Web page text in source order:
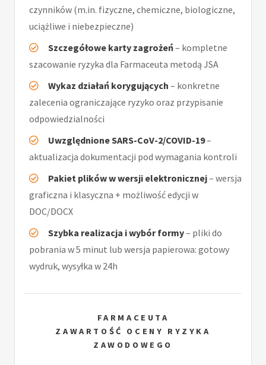
czynników (m.in. fizyczne, chemiczne, biologiczne,
uciążliwe i niebezpieczne)
Szczegółowe karty zagrożeń– kompletne
szacowanie ryzyka dla Farmaceuta metodą JSA
Wykaz działań korygujących – konkretne
zalecenia ograniczające ryzyko oraz przypisanie
odpowiedzialności
Uwzględnione SARS-CoV-2/COVID-19–
aktualizacja dokumentacji pod wymagania kontroli
Pakiet plików w wersji elektronicznej– wersja
graficzna i klasyczna + możliwość edycji w
DOC/DOCX
Szybka realizacja i wybór formy– pliki do
pobrania w 5 minut lub wersja papierowa: gotowy
wydruk, wysyłka w 24h
FARMACEUTA
ZAWARTOŚĆ OCENY RYZYKA
ZAWODOWEGO